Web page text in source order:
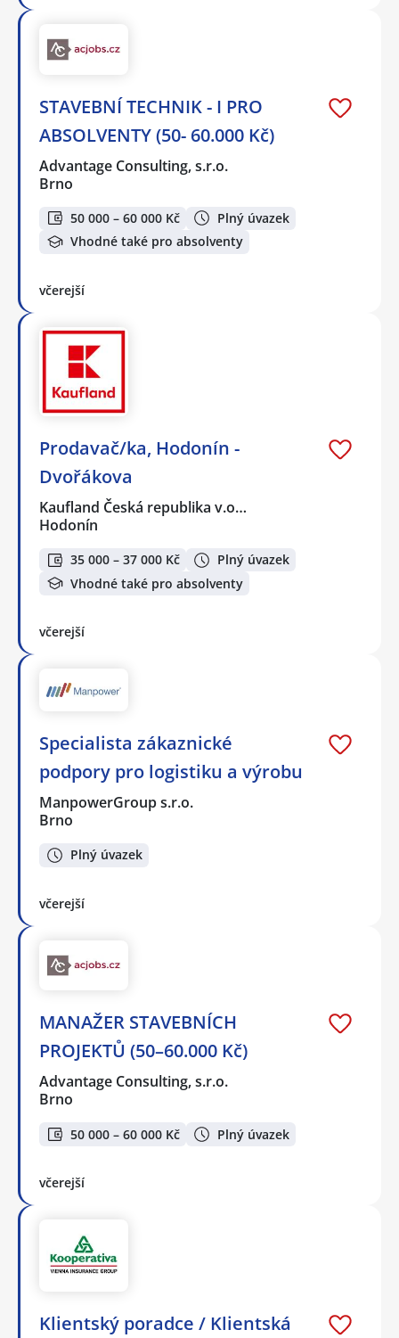
STAVEBNÍ TECHNIK - I PRO
ABSOLVENTY (50- 60.000 Kč)
Advantage Consulting, s.r.o.
Brno
50 000 – 60 000 Kč
Plný úvazek
Vhodné také pro absolventy
včerejší
Prodavač/ka, Hodonín -
Dvořákova
Kaufland Česká republika v.o…
Hodonín
35 000 – 37 000 Kč
Plný úvazek
Vhodné také pro absolventy
včerejší
Specialista zákaznické
podpory pro logistiku a výrobu
ManpowerGroup s.r.o.
Brno
Plný úvazek
včerejší
MANAŽER STAVEBNÍCH
PROJEKTŮ (50–60.000 Kč)
Advantage Consulting, s.r.o.
Brno
50 000 – 60 000 Kč Plný úvazek
včerejší
Klientský poradce / Klientská